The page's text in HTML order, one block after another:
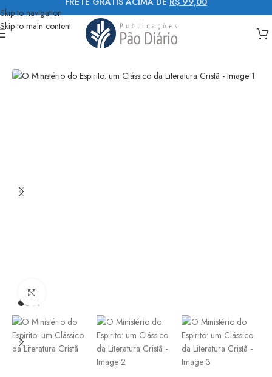
Skip to navigation
Skip to main content
Vida cristã